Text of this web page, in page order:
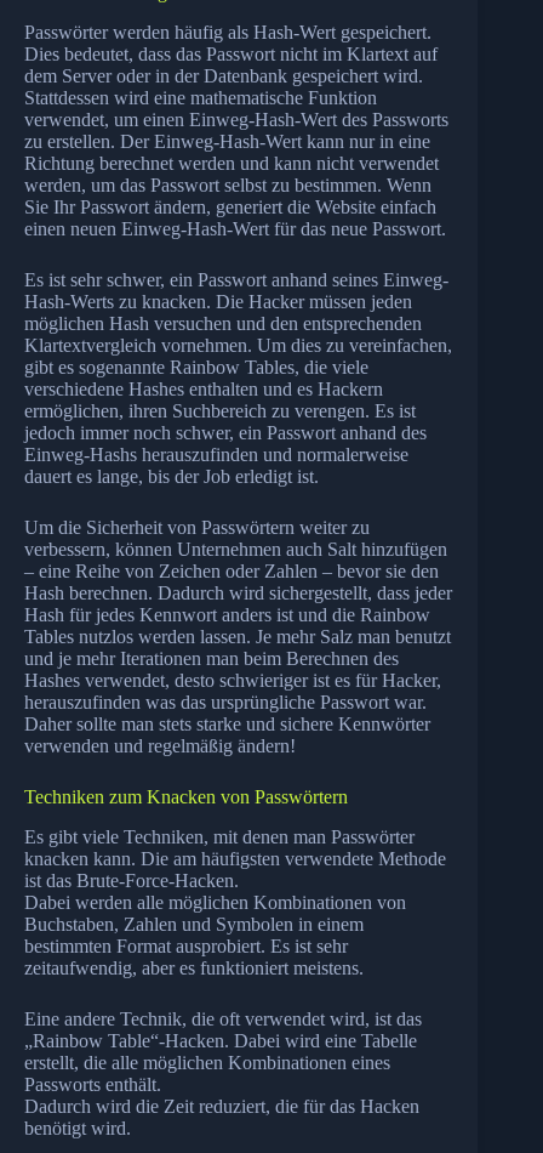
Passwörter werden häufig als Hash-Wert gespeichert.
Dies bedeutet, dass das Passwort nicht im Klartext auf
dem Server oder in der Datenbank gespeichert wird.
Stattdessen wird eine mathematische Funktion
verwendet, um einen Einweg-Hash-Wert des Passworts
zu erstellen. Der Einweg-Hash-Wert kann nur in eine
Richtung berechnet werden und kann nicht verwendet
werden, um das Passwort selbst zu bestimmen. Wenn
Sie Ihr Passwort ändern, generiert die Website einfach
einen neuen Einweg-Hash-Wert für das neue Passwort.
Es ist sehr schwer, ein Passwort anhand seines Einweg-
Hash-Werts zu knacken. Die Hacker müssen jeden
möglichen Hash versuchen und den entsprechenden
Klartextvergleich vornehmen. Um dies zu vereinfachen,
gibt es sogenannte Rainbow Tables, die viele
verschiedene Hashes enthalten und es Hackern
ermöglichen, ihren Suchbereich zu verengen. Es ist
jedoch immer noch schwer, ein Passwort anhand des
Einweg-Hashs herauszufinden und normalerweise
dauert es lange, bis der Job erledigt ist.
Um die Sicherheit von Passwörtern weiter zu
verbessern, können Unternehmen auch Salt hinzufügen
– eine Reihe von Zeichen oder Zahlen – bevor sie den
Hash berechnen. Dadurch wird sichergestellt, dass jeder
Hash für jedes Kennwort anders ist und die Rainbow
Tables nutzlos werden lassen. Je mehr Salz man benutzt
und je mehr Iterationen man beim Berechnen des
Hashes verwendet, desto schwieriger ist es für Hacker,
herauszufinden was das ursprüngliche Passwort war.
Daher sollte man stets starke und sichere Kennwörter
verwenden und regelmäßig ändern!
Techniken zum Knacken von Passwörtern
Es gibt viele Techniken, mit denen man Passwörter
knacken kann. Die am häufigsten verwendete Methode
ist das Brute-Force-Hacken.
Dabei werden alle möglichen Kombinationen von
Buchstaben, Zahlen und Symbolen in einem
bestimmten Format ausprobiert. Es ist sehr
zeitaufwendig, aber es funktioniert meistens.
Eine andere Technik, die oft verwendet wird, ist das
„Rainbow Table“-Hacken. Dabei wird eine Tabelle
erstellt, die alle möglichen Kombinationen eines
Passworts enthält.
Dadurch wird die Zeit reduziert, die für das Hacken
benötigt wird.